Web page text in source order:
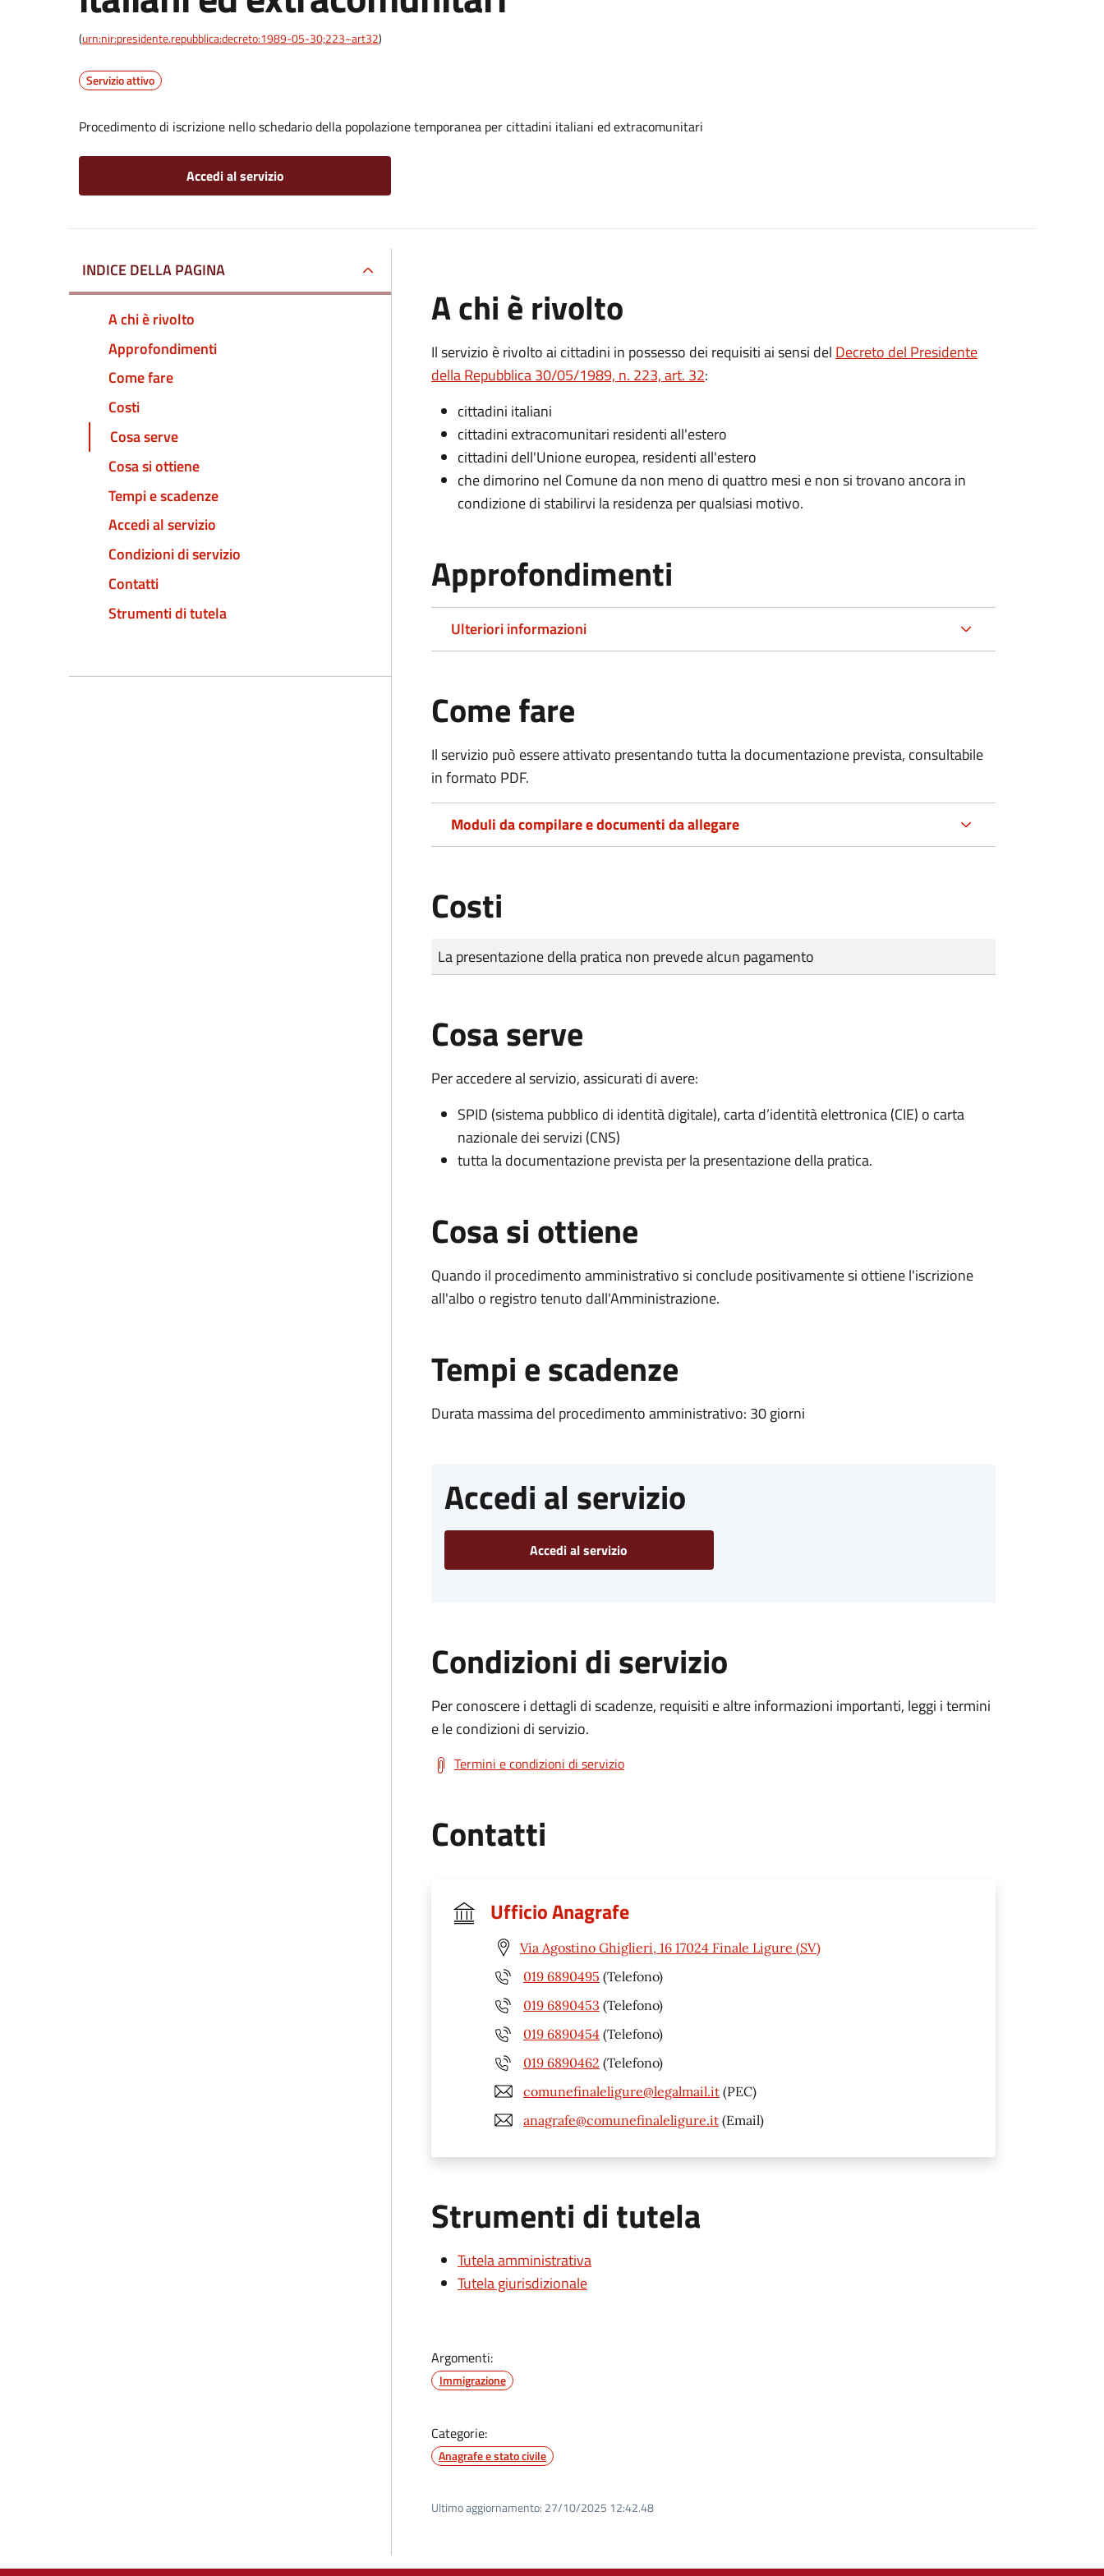
(urn:nir:presidente.repubblica:decreto:1989-05-30;223~art32)
Servizio attivo
Procedimento di iscrizione nello schedario della popolazione temporanea per cittadini italiani ed extracomunitari
Accedi al servizio
INDICE DELLA PAGINA
A chi è rivolto
Approfondimenti
Come fare
Costi
Cosa serve
Cosa si ottiene
Tempi e scadenze
Accedi al servizio
Condizioni di servizio
Contatti
Strumenti di tutela
A chi è rivolto
Il servizio è rivolto ai cittadini in possesso dei requisiti ai sensi del Decreto del Presidente
della Repubblica 30/05/1989, n. 223, art. 32:
cittadini italiani
cittadini extracomunitari residenti all'estero
cittadini dell'Unione europea, residenti all'estero
che dimorino nel Comune da non meno di quattro mesi e non si trovano ancora in
condizione di stabilirvi la residenza per qualsiasi motivo.
Approfondimenti
Ulteriori informazioni
Come fare
Il servizio può essere attivato presentando tutta la documentazione prevista, consultabile
in formato PDF.
Moduli da compilare e documenti da allegare
Costi
Tipo di pagamento
Importo
La presentazione della pratica non prevede alcun pagamento
Cosa serve
Per accedere al servizio, assicurati di avere:
SPID (sistema pubblico di identità digitale), carta d’identità elettronica (CIE) o carta
nazionale dei servizi (CNS)
tutta la documentazione prevista per la presentazione della pratica.
Cosa si ottiene
Quando il procedimento amministrativo si conclude positivamente si ottiene l'iscrizione
all'albo o registro tenuto dall'Amministrazione.
Tempi e scadenze
Durata massima del procedimento amministrativo: 30 giorni
Accedi al servizio
Accedi al servizio
Condizioni di servizio
Per conoscere i dettagli di scadenze, requisiti e altre informazioni importanti, leggi i termini
e le condizioni di servizio.
Termini e condizioni di servizio
Contatti
Ufficio Anagrafe
Via Agostino Ghiglieri, 16 17024 Finale Ligure (SV)
019 6890495 (Telefono)
019 6890453 (Telefono)
019 6890454 (Telefono)
019 6890462 (Telefono)
comunefinaleligure@legalmail.it (PEC)
anagrafe@comunefinaleligure.it (Email)
Strumenti di tutela
Tutela amministrativa
Tutela giurisdizionale
Argomenti:
Immigrazione
Categorie:
Anagrafe e stato civile
Ultimo aggiornamento: 27/10/2025 12:42.48